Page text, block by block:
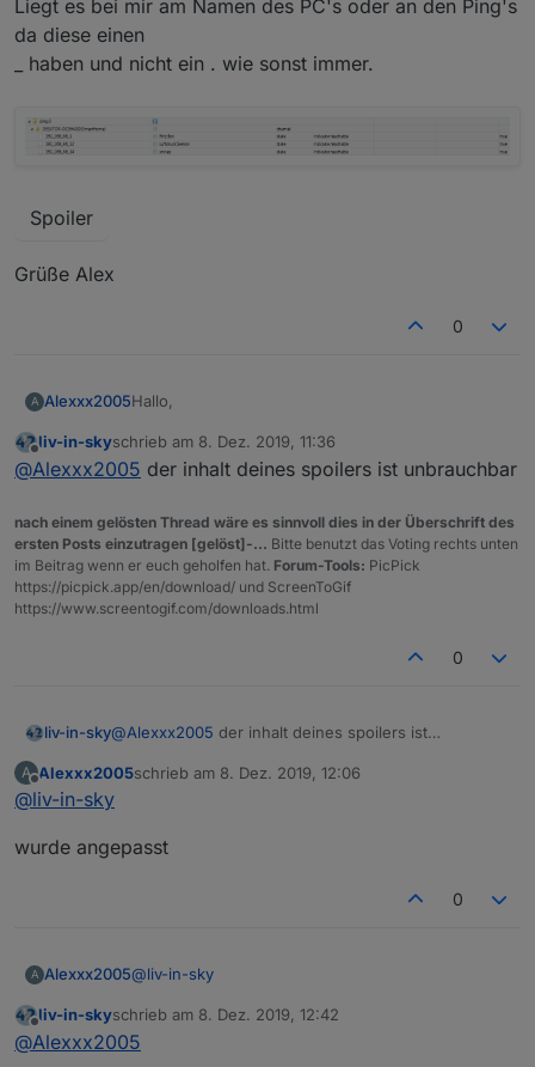
Liegt es bei mir am Namen des PC's oder an den Ping's
da diese einen
_ haben und nicht ein . wie sonst immer.
Spoiler
Grüße Alex
0
A Alexxx2005Hallo,
wollte mir auch die Liste für die Netzwerkgerät
einrichten allerdings
Ping's da diese einen
_ haben und nicht ein . wie sonst immer.
Offline
liv-in-skyschrieb am 8. Dez. 2019, 11:36
zuletzt editiert von
@Alexxx2005 der inhalt deines spoilers ist unbrauchbar
nach einem gelösten Thread wäre es sinnvoll dies in der Überschrift des
ersten Posts einzutragen [gelöst]-... Bitte benutzt das Voting rechts unten
im Beitrag wenn er euch geholfen hat. Forum-Tools: PicPick
https://picpick.app/en/download/ und ScreenToGif
https://www.screentogif.com/downloads.html
0
liv-in-sky@Alexxx2005 der inhalt deines spoilers ist
A
Offline
Alexxx2005schrieb am 8. Dez. 2019, 12:06
zuletzt editiert von
@liv-in-sky
wurde angepasst
0
A Alexxx2005@liv-in-sky
wurde angepasst
Offline
liv-in-skyschrieb am 8. Dez. 2019, 12:42
zuletzt editiert von
@Alexxx2005